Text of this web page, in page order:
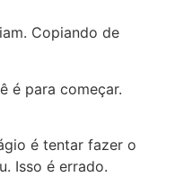
Copiando de
é para começar.
é tentar fazer o
Isso é errado.